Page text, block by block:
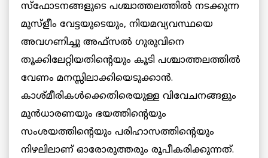
സ്ഫോടനങ്ങളുടെ പശ്ചാത്തലത്തില്‍ നടക്കുന്ന
മുസ്ളീം വേട്ടയുടെയും, നിയമവ്യവസ്ഥയെ
അവഗണിച്ചു അഫ്സല്‍ ഗുരുവിനെ
തൂക്കിലേറ്റിയതിന്റെയും കൂടി പശ്ചാത്തലത്തില്‍
വേണം മനസ്സിലാക്കിയെടുക്കാന്‍.
കാശ്മീരികള്‍ക്കെതിരെയുള്ള വിവേചനങ്ങളും
മുന്‍ധാരണയും ഭയത്തിന്റെയും
സംശയത്തിന്റെയും പരിഹാസത്തിന്റെയും
നിഴലിലാണ് ഓരോരുത്തരും രൂപീകരിക്കുന്നത്.